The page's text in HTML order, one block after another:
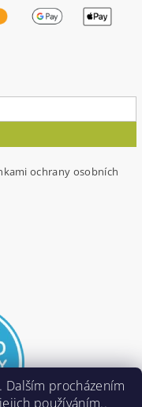
ochrany osobních
Dalším procházením
používáním..